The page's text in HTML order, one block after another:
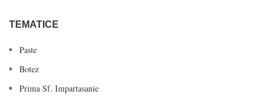
TEMATICE
Paste
Botez
Prima Sf. Impartasanie